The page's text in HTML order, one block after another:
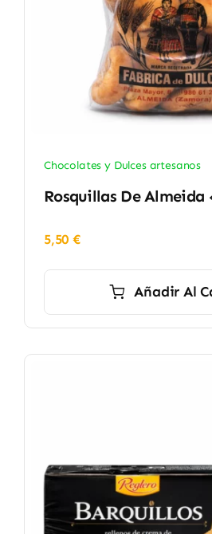
Chocolates y Dulces artesanos
Rosquillas De
5,50€
Añadir Al